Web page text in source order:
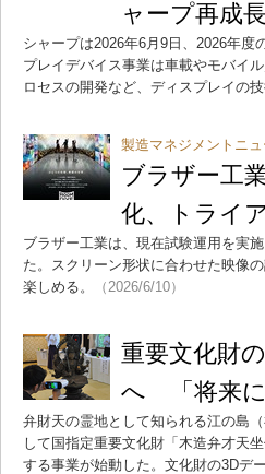
ャープ再成
シャープは2026年6月9日、2026年
プレイデバイス事業は車載やモバイ
ロセスの開発など、ディスプレイの
製造マネジメントニュ
ブラザー工
化、トライ
ブラザー工業は、現在試験運用を実
た。スクリーン形状に合わせた映像
楽しめる。
（2026/6/10）
重要文化財
へ 「将来に
弁財天の霊地として知られる江の島
して国指定重要文化財「木造弁才天
する事業が始動した。文化財の3Dデ